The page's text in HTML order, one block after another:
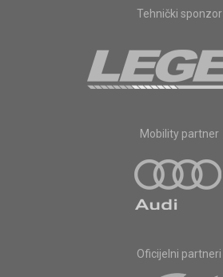
Tehnički sponzor
Mobility partner
Oficijelni partneri